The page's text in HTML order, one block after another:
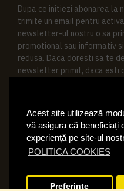
Acest site utilizează
vă asigura că beneficiați
experiență pe site-ul
POLITICA COOKIES
Preferinte
Dupa ce initiezi abonarea
trimite un email pentru
newsletter-ul nostru o sa
promotional sau informativ
redusa. Daca doresti sa te
newsletter primit, daca esti
speciala in contul tau in
contacta oricand pe email
© 2019